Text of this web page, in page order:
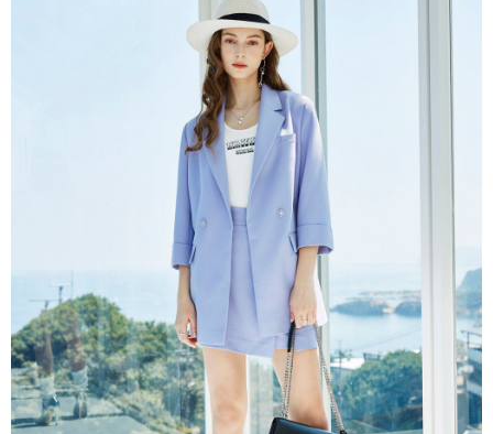
※ 交易是否成功請以「AFTEE先享後付 」之結帳頁面顯示為準，若有關於
是否繳費成功／繳費後需取消欲退款等相關疑問，請聯繫「AFTEE先享後付
https://netprotections.freshdesk.com/support/home
１．透過由恩沛科技股份有限公司提供之「AFTEE先享後付」服務完成之交
易，需依本服務之必要範圍內提供個人資料，並將交易相關給付款項請求債
權轉讓予恩沛科技股份有限公司。
２．關於個人資料處理事宜，請瀏覽以下網址：
https://aftee.tw/terms/#terms3
３．未成年的使用者請事先徵得法定代理人或監護人之同意方可使用
「AFTEE先享後付」，若未經同意申辦者引起之損失，本公司不負相關責
４．使用「AFTEE先享後付」時，將依據個別帳號之用戶狀況，依本公司即
時審查核予不同之上限額度；若仍有額度不足之情形，本公司將視審查結果
請求用戶進行身份認證。
５．嚴禁一人註冊多個帳號或使用他人資訊註冊。若發現惡意使用之情形，
恩沛科技股份有限公司將有權停止該用戶之使用額度並採取法律行動。